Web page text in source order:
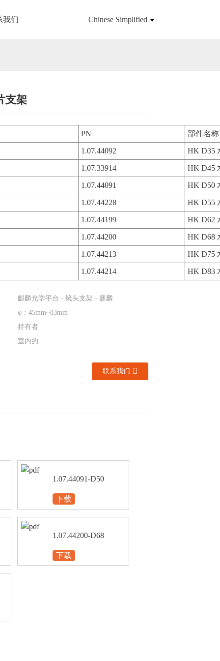
我们 Chinese Simplified
Loading...
Loading...
支架
PN 部件名称
1.07.44092 HK D35
1.07.33914 HK D45
1.07.44091 HK D50
1.07.44228 HK D55
1.07.44199 HK D62
1.07.44200 HK D68
1.07.44213 HK D75
1.07.44214 HK D83
麒麟光学平台 - 镜头支架 - 麒麟
φ：45mm~83mm
持有者
室内的
联系我们
1.07.44091-D50
下载
1.07.44200-D68
下载